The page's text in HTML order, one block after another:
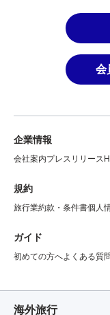
会
企業情報
会社案内プレスリリース
規約
旅行業約款・条件書個人
ガイド
初めての方へよくある質
海外旅行